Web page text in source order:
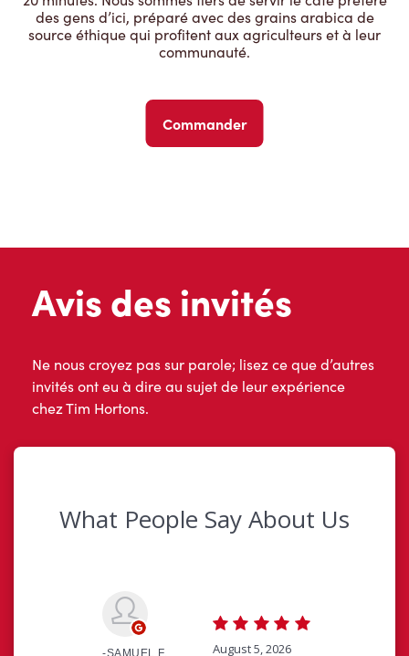
des gens d’ici, préparé avec des grains arabica de
source éthique qui profitent aux agriculteurs et à leur
communauté.
Commander
Avis des invités
Ne nous croyez pas sur parole; lisez ce que d’autres
invités ont eu à dire au sujet de leur expérience
chez Tim Hortons.